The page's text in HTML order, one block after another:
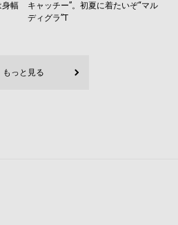
身幅
キャッチー”。初夏に着たいぞ“マル
ディグラ”T
もっと見る